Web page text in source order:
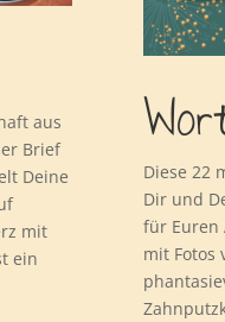
aus
Brief
Deine
mit
ein
Diese 22
Dir und
für Euren
mit Fotos